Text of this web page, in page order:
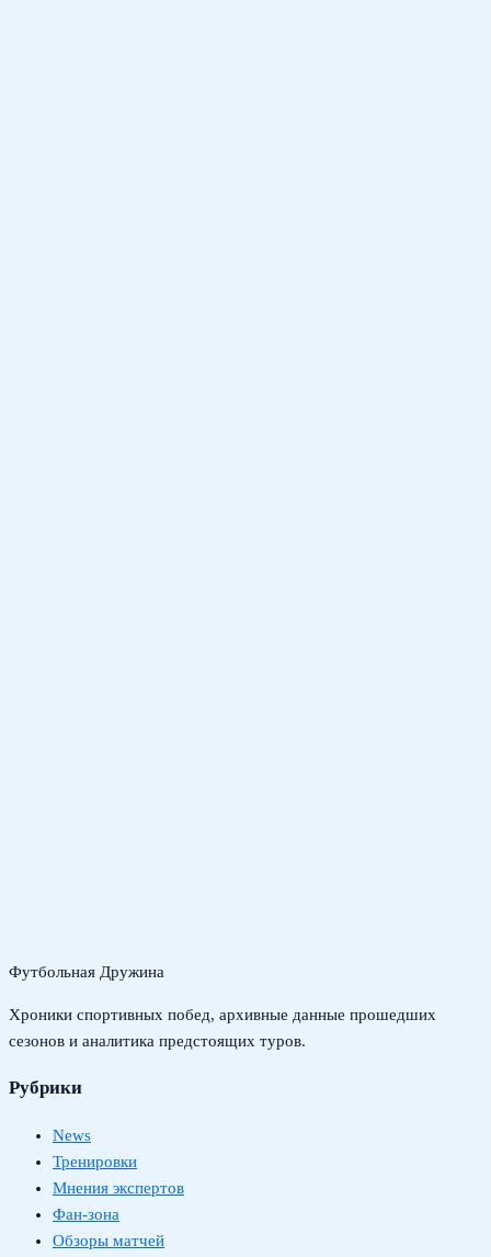
Футбольная Дружина
Хроники спортивных побед, архивные данные прошедших
сезонов и аналитика предстоящих туров.
Рубрики
News
Тренировки
Мнения экспертов
Фан-зона
Обзоры матчей